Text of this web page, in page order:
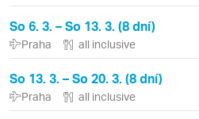
So 6. 3. – So 13. 3. (8 dní)
Praha all inclusive
So 13. 3. – So 20. 3. (8 dní)
Praha all inclusive